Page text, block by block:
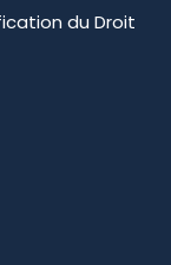
du Droit